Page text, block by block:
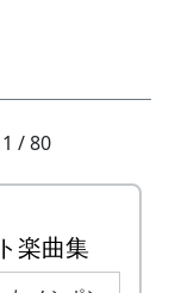
1 / 80
楽曲集